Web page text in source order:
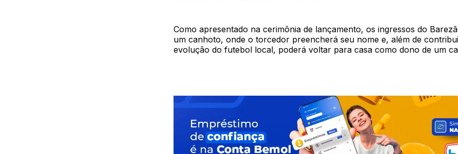
Como apresentado na cerimônia de lançamento, os ingressos do
um canhoto, onde o torcedor preencherá seu nome e, além de
evolução do futebol local, poderá voltar para casa como dono de um